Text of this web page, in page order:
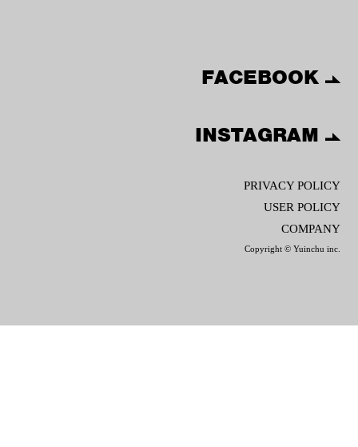
FACEBOOK
INSTAGRAM
PRIVACY POLICY
USER POLICY
COMPANY
Copyright © Yuinchu inc.